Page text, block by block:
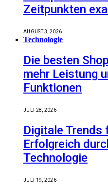
Zeitpunkten
AUGUST 3, 2026
Technologie
Die besten
mehr Leistung
Funktionen
JULI 28, 2026
Digitale Trends
Erfolgreich
Technologie
JULI 19, 2026